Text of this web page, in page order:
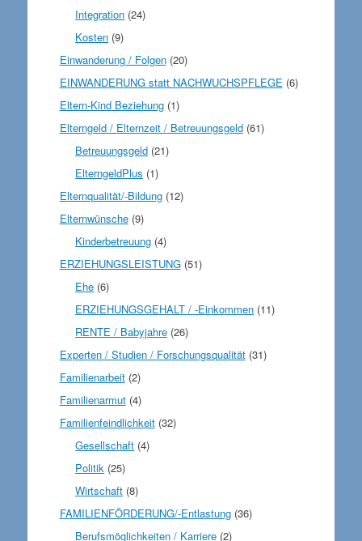
Integration (24)
Kosten (9)
Einwanderung / Folgen(20)
EINWANDERUNG statt NACHWUCHSPFLEGE (6)
Eltern-Kind Beziehung(1)
Elterngeld / Elternzeit / Betreuungsgeld(61)
Betreuungsgeld (21)
ElterngeldPlus (1)
Elternqualität/-Bildung(12)
Elternwünsche(9)
Kinderbetreuung (4)
ERZIEHUNGSLEISTUNG(51)
Ehe (6)
ERZIEHUNGSGEHALT / -Einkommen (11)
RENTE / Babyjahre (26)
Experten / Studien / Forschungsqualität(31)
Familienarbeit(2)
Familienarmut(4)
Familienfeindlichkeit(32)
Gesellschaft (4)
Politik (25)
Wirtschaft (8)
FAMILIENFÖRDERUNG/-Entlastung(36)
Berufsmöglichkeiten / Karriere (2)